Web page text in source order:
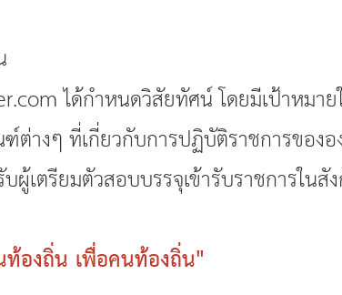
ได้กำหนดวิสัยทัศน์ โดยมีเป้าหมา
างๆ ที่เกี่ยวกับการปฏิบัติราชการของ
เตรียมตัวสอบบรรจุเข้ารับราชการใน
องถิ่น เพื่อคนท้องถิ่น"